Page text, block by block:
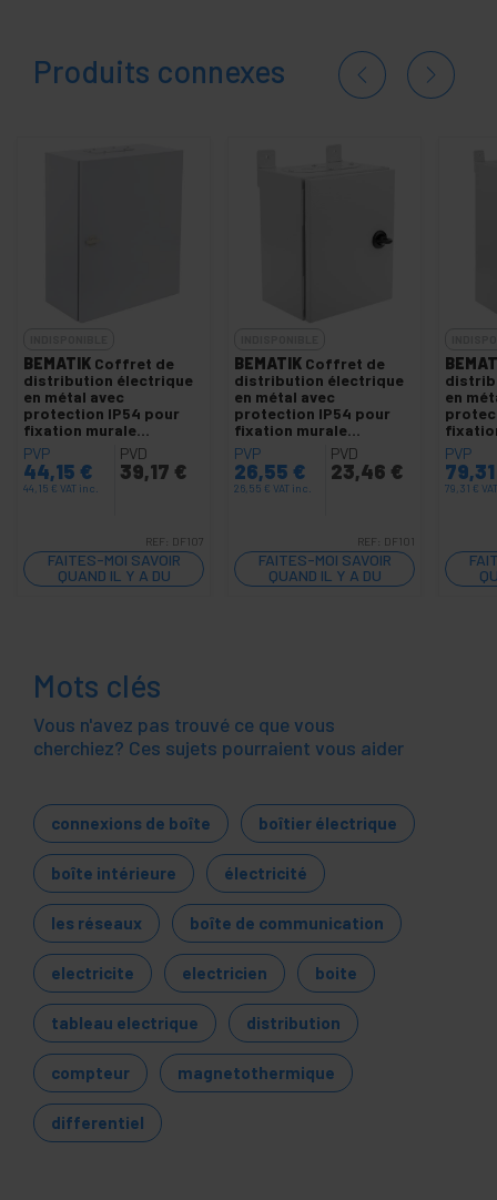
Produits connexes
BEMATIK Coffret de
distribution électrique
en métal avec
protection IP54 pour
fixation murale
300x350x200mm
PVP
44,15 €
44,15 € VAT inc.
PVD
39,17 €
REF: DF107
FAITES-MOI SAVOIR
QUAND IL Y A DU
STOCK
BEMATIK Coffret de
distribution électrique
en métal avec
protection IP54 pour
fixation murale
200x250x150mm
PVP
26,55 €
26,55 € VAT inc.
PVD
23,46 €
REF: DF101
FAITES-MOI SAVOIR
QUAND IL Y A DU
STOCK
en
PVP
79,31 €
Mots clés
Vous n'avez pas trouvé ce que vous
cherchiez? Ces sujets pourraient vous aider
connexions de boîte boîtier électrique
boîte intérieure électricité
les réseaux boîte de communication
electricite electricien boite
tableau electrique distribution
compteur magnetothermique
differentiel